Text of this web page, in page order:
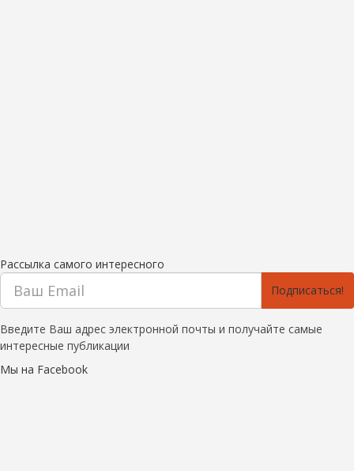
Рассылка самого интересного
Подписаться!
Введите Ваш адрес электронной почты и получайте самые
интересные публикации
Мы на Facebook